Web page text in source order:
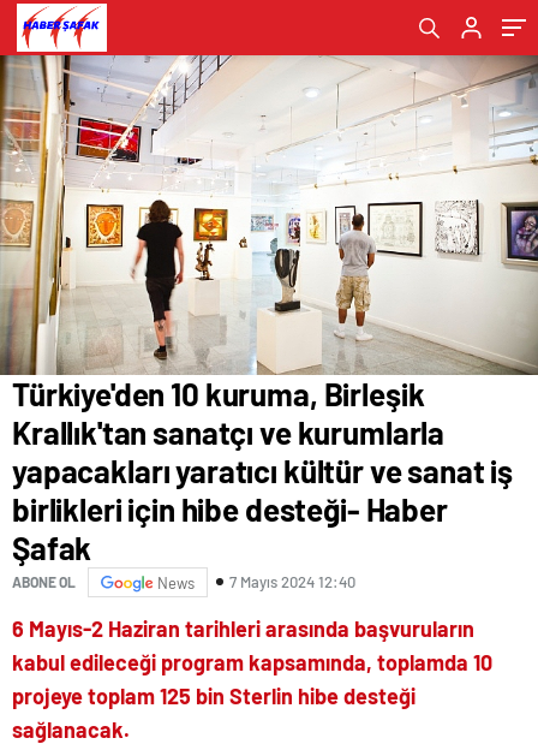
kültür ve sanat iş birlikleri için hibe desteği-
Haber Şafak
Türkiye'den 10 kuruma, Birleşik
Krallık'tan sanatçı ve kurumlarla
yapacakları yaratıcı kültür ve sanat iş
birlikleri için hibe desteği- Haber
Şafak
ABONE OL News 7 Mayıs 2024 12:40
6 Mayıs-2 Haziran tarihleri arasında başvuruların
kabul edileceği program kapsamında, toplamda 10
projeye toplam 125 bin Sterlin hibe desteği
sağlanacak.